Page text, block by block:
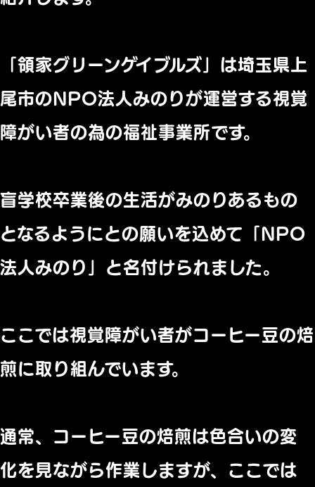
「領家グリーンゲイブルズ」は埼玉県上
尾市のNPO法人みのりが運営する視覚
障がい者の為の福祉事業所です。
盲学校卒業後の生活がみのりあるもの
となるようにとの願いを込めて「NPO
法人みのり」と名付けられました。
ここでは視覚障がい者がコーヒー豆の焙
煎に取り組んでいます。
通常、コーヒー豆の焙煎は色合いの変
化を見ながら作業しますが、ここでは